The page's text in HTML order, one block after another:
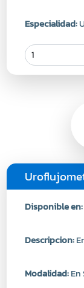
Especialidad:
Disponible en:
Descripcion:
Modalidad: